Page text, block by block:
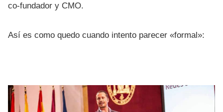
co-fundador y CMO.
Así es como quedo cuando intento parecer «formal»: